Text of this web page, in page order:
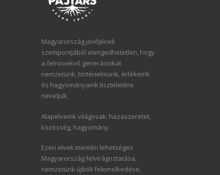
Magyarország jövőjének
szempontjából elengedhetetlen, hogy
a felnövekvő generációkat
nemzetünk, történelmünk, értékeink
és hagyományaink tiszteletére
neveljük.
Alapelveink világosak: hazaszeretet,
közösség, hagyomány.
Ezen elvek mentén lehetséges
Magyarország felvirágoztatása,
nemzetünk újbóli felemelkedése,